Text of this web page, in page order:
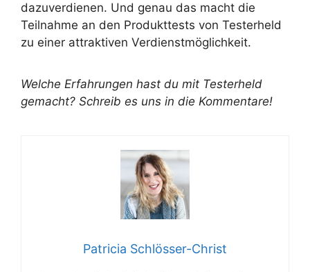
dazuverdienen. Und genau das macht die
Teilnahme an den Produkttests von Testerheld
zu einer attraktiven Verdienstmöglichkeit.
Welche Erfahrungen hast du mit Testerheld
gemacht? Schreib es uns in die Kommentare!
Patricia Schlösser-Christ